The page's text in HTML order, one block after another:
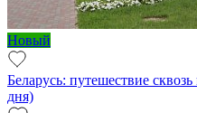
Новый
Беларусь: путешествие
дня)